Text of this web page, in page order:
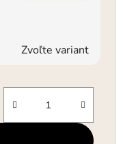
Zvoľte variant